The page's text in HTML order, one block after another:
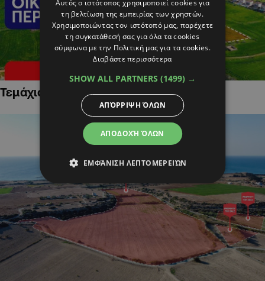
Τεμάχια Γης σε Οικιστικές Περιοχές
Αυτός ο ιστότοπος χρησιμοποιεί cookies για
τη βελτίωση της εμπειρίας των χρηστών.
Χρησιμοποιώντας τον ιστότοπό μας, παρέχετε
τη συγκατάθεσή σας για όλα τα cookies
σύμφωνα με την Πολιτική μας για τα cookies.
Διαβάστε περισσότερα
SHOW ALL PARTNERS (1499) →
ΑΠΟΔΟΧΉ ΌΛΩΝ
ΑΠΌΡΡΙΨΗ ΌΛΩΝ
ΕΜΦΆΝΙΣΗ ΛΕΠΤΟΜΕΡΕΙΏΝ